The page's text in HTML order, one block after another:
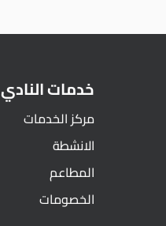
خدمات النادي
مركز الخدمات
الانشطة
المطاعم
الخصومات